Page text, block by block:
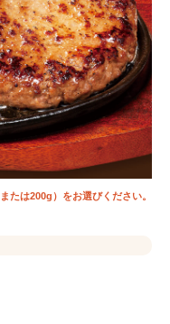
たは200g）をお選びください。